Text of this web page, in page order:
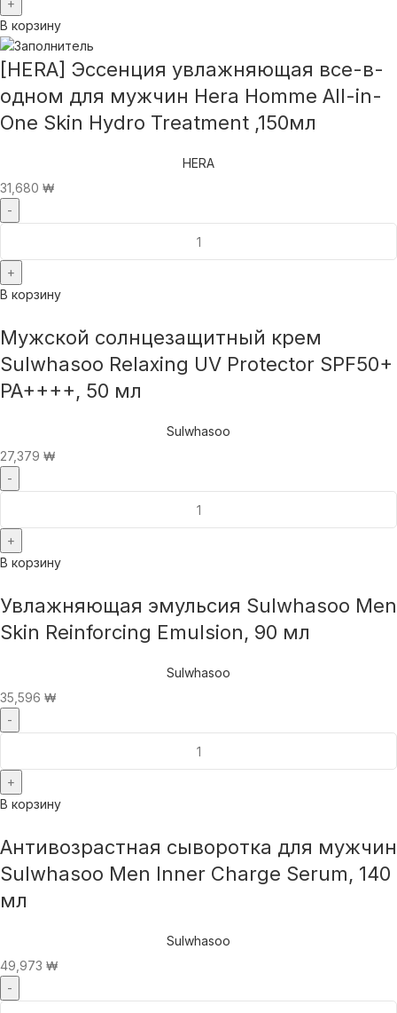
В корзину
[HERA] Эссенция увлажняющая все-в-
одном для мужчин Hera Homme All-in-
One Skin Hydro Treatment ,150мл
HERA
31,680 ₩
В корзину
Мужской солнцезащитный крем
Sulwhasoo Relaxing UV Protector SPF50+
PA++++, 50 мл
Sulwhasoo
27,379 ₩
В корзину
Увлажняющая эмульсия Sulwhasoo Men
Skin Reinforcing Emulsion, 90 мл
Sulwhasoo
35,596 ₩
В корзину
Антивозрастная сыворотка для мужчин
Sulwhasoo Men Inner Charge Serum, 140
мл
Sulwhasoo
49,973 ₩